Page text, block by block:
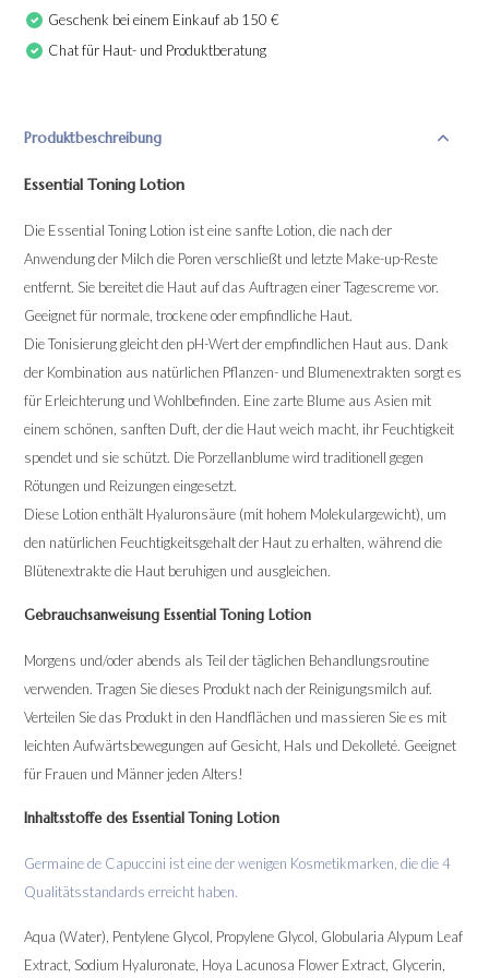
Geschenk bei einem Einkauf ab 150 €
Chat für Haut- und Produktberatung
Produktbeschreibung
Essential Toning Lotion
Die Essential Toning Lotion ist eine sanfte Lotion, die nach der
Anwendung der Milch die Poren verschließt und letzte Make-up-Reste
entfernt. Sie bereitet die Haut auf das Auftragen einer Tagescreme vor.
Geeignet für normale, trockene oder empfindliche Haut.
Die Tonisierung gleicht den pH-Wert der empfindlichen Haut aus. Dank
der Kombination aus natürlichen Pflanzen- und Blumenextrakten sorgt es
für Erleichterung und Wohlbefinden. Eine zarte Blume aus Asien mit
einem schönen, sanften Duft, der die Haut weich macht, ihr Feuchtigkeit
spendet und sie schützt. Die Porzellanblume wird traditionell gegen
Rötungen und Reizungen eingesetzt.
Diese Lotion enthält Hyaluronsäure (mit hohem Molekulargewicht), um
den natürlichen Feuchtigkeitsgehalt der Haut zu erhalten, während die
Blütenextrakte die Haut beruhigen und ausgleichen.
Gebrauchsanweisung Essential Toning Lotion
Morgens und/oder abends als Teil der täglichen Behandlungsroutine
verwenden. Tragen Sie dieses Produkt nach der Reinigungsmilch auf.
Verteilen Sie das Produkt in den Handflächen und massieren Sie es mit
leichten Aufwärtsbewegungen auf Gesicht, Hals und Dekolleté. Geeignet
für Frauen und Männer jeden Alters!
Inhaltsstoffe des Essential Toning Lotion
Germaine de Capuccini ist eine der wenigen Kosmetikmarken, die die 4
Qualitätsstandards erreicht haben.
Aqua (Water), Pentylene Glycol, Propylene Glycol, Globularia Alypum Leaf
Extract, Sodium Hyaluronate, Hoya Lacunosa Flower Extract, Glycerin,